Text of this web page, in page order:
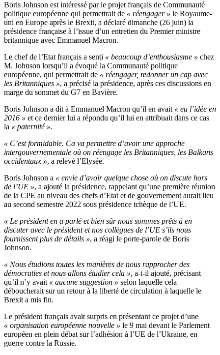
Boris Johnson est intéressé par le projet français de Communauté
politique européenne qui permettrait de « réengager » le Royaume-
uni en Europe après le Brexit, a déclaré dimanche (26 juin) la
présidence française à l’issue d’un entretien du Premier ministre
britannique avec Emmanuel Macron.
Le chef de l’Etat français a senti « beaucoup d’enthousiasme » chez
M. Johnson lorsqu’il a évoqué la Communauté politique
européenne, qui permettrait de « réengager, redonner un cap avec
les Britanniques », a précisé la présidence, après ces discussions en
marge du sommet du G7 en Bavière.
Boris Johnson a dit à Emmanuel Macron qu’il en avait « eu l’idée en
2016 » et ce dernier lui a répondu qu’il lui en attribuait dans ce cas
la « paternité ».
« C’est formidable. Ca va permettre d’avoir une approche
intergouvernementale où on réengage les Britanniques, les Balkans
occidentaux », a relevé l’Elysée.
Boris Johnson a « envie d’avoir quelque chose où on discute hors
de l’UE », a ajouté la présidence, rappelant qu’une première réunion
de la CPE au niveau des chefs d’Etat et de gouvernement aurait lieu
au second semestre 2022 sous présidence tchèque de l’UE.
« Le président en a parlé et bien sûr nous sommes prêts à en
discuter avec le président et nos collègues de l’UE s’ils nous
fournissent plus de détails », a réagi le porte-parole de Boris
Johnson.
« Nous étudions toutes les manières de nous rapprocher des
démocraties et nous allons étudier cela », a-t-il ajouté, précisant
qu’il n’y avait « aucune suggestion » selon laquelle cela
déboucherait sur un retour à la liberté de circulation à laquelle le
Brexit a mis fin.
Le président français avait surpris en présentant ce projet d’une
« organisation européenne nouvelle » le 9 mai devant le Parlement
européen en plein débat sur l’adhésion à l’UE de l’Ukraine, en
guerre contre la Russie.